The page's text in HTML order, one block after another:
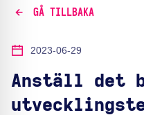
GÅ TILLBAKA
2023-06-29
Anställ det